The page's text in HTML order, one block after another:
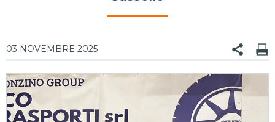
03 NOVEMBRE 2025